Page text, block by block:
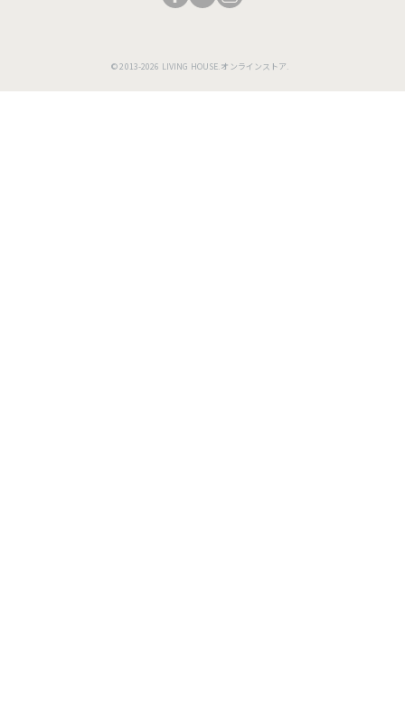
© 2013-2026 LIVING HOUSE.オンラインストア.